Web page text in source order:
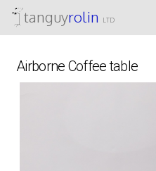
tanguyrolin LTD
Airborne Coffee table